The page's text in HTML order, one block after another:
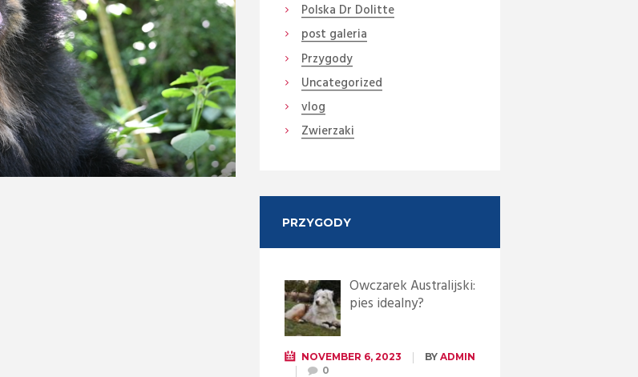
Polska Dr Dolitte
post galeria
Przygody
Uncategorized
vlog
Zwierzaki
PRZYGODY
Owczarek Australijski:
pies idealny?
NOVEMBER 6, 2023 BY ADMIN
0